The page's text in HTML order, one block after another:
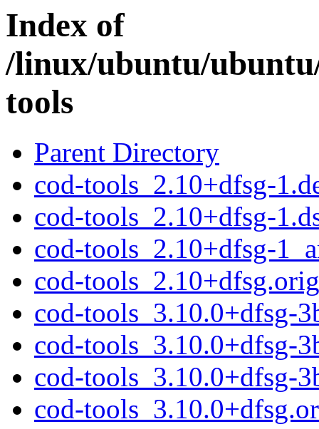
Index of
/linux/ubuntu/
tools
Parent Directory
cod-tools_2.10+dfsg-
cod-tools_2.10+dfsg-
cod-tools_2.10+dfsg-
cod-
cod-tools_3.10.0+dfsg-
cod-tools_3.10.0+dfsg-
cod-tools_3.10.0+dfsg-
cod-